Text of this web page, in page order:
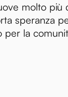
molto più
speranza
per la